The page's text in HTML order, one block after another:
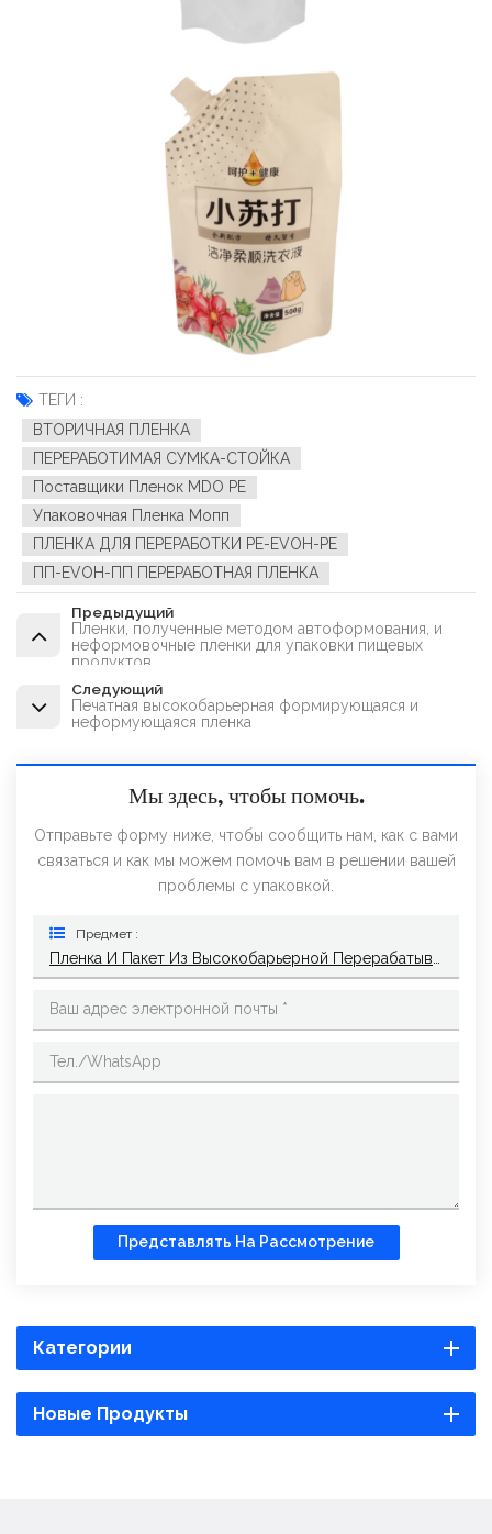
ТЕГИ :
ВТОРИЧНАЯ ПЛЕНКА
ПЕРЕРАБОТИМАЯ СУМКА-СТОЙКА
Поставщики Пленок MDO PE
Упаковочная Пленка Мопп
ПЛЕНКА ДЛЯ ПЕРЕРАБОТКИ PE-EVOH-PE
ПП-EVOH-ПП ПЕРЕРАБОТНАЯ ПЛЕНКА
Предыдущий
Пленки, полученные методом автоформования, и
неформовочные пленки для упаковки пищевых
продуктов.
Следующий
Печатная высокобарьерная формирующаяся и
неформующаяся пленка
Мы здесь, чтобы помочь.
Отправьте форму ниже, чтобы сообщить нам, как с вами
связаться и как мы можем помочь вам в решении вашей
проблемы с упаковкой.
Предмет :
Представлять На Рассмотрение
Категории
Новые Продукты